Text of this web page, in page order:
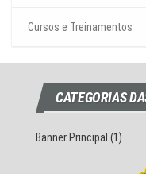
Cursos e Treinamentos
CATEGORIAS
Banner Principal (1)